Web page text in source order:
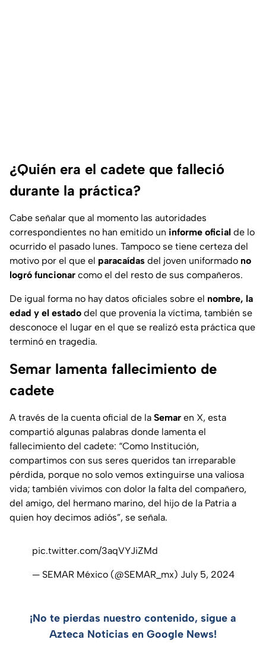
¿Quién era el cadete que falleció
durante la práctica?
Cabe señalar que al momento las autoridades
correspondientes no han emitido un informe oficial de lo
ocurrido el pasado lunes. Tampoco se tiene certeza del
motivo por el que el paracaídas del joven uniformado no
logró funcionar como el del resto de sus compañeros.
De igual forma no hay datos oficiales sobre el nombre, la
edad y el estado del que provenía la víctima, también se
desconoce el lugar en el que se realizó esta práctica que
terminó en tragedia.
Semar lamenta fallecimiento de
cadete
A través de la cuenta oficial de la Semar en X, esta
compartió algunas palabras donde lamenta el
fallecimiento del cadete: “Como Institución,
compartimos con sus seres queridos tan irreparable
pérdida, porque no solo vemos extinguirse una valiosa
vida; también vivimos con dolor la falta del compañero,
del amigo, del hermano marino, del hijo de la Patria a
quien hoy decimos adiós”, se señala.
pic.twitter.com/3aqVYJiZMd
— SEMAR México (@SEMAR_mx) July 5, 2024
¡No te pierdas nuestro contenido, sigue a
Azteca Noticias en Google News!